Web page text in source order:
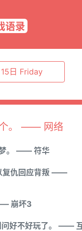
语录
日 Friday
个。 —— 网络
梦。 —— 符华
复仇回应背叛 ——
崩坏3
问好不好玩了。 ——